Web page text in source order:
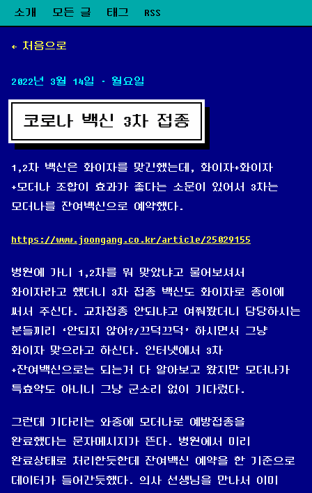
소개 모든 글 태그 RSS
← 처음으로
2022년 3월 14일 · 월요일
코로나 백신 3차 접종
1,2차 백신은 화이자를 맞긴했는데, 화이자+화이자
+모더나 조합이 효과가 좋다는 소문이 있어서 3차는
모더나를 잔여백신으로 예약했다.
https://www.joongang.co.kr/article/25029155
병원에 가니 1,2차를 뭐 맞았냐고 물어보셔서
화이자라고 했더니 3차 접종 백신도 화이자로 종이에
써서 주신다. 교차접종 안되냐고 여쭤봤더니 담당하시는
분들끼리 ‘안되지 않어?/끄덕끄덕’ 하시면서 그냥
화이자 맞으라고 하신다. 인터넷에서 3차
+잔여백신으로는 되는거 다 알아보고 왔지만 모더나가
특효약도 아니니 그냥 군소리 없이 기다렸다.
그런데 기다리는 와중에 모더나로 예방접종을
완료했다는 문자메시지가 뜬다. 병원에서 미리
완료상태로 처리한듯한데 잔여백신 예약을 한 기준으로
데이터가 들어간듯했다. 의사 선생님을 만나서 이미